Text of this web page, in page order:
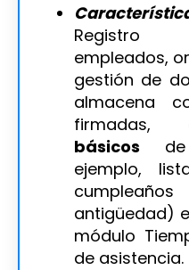
Registro
empleados,
gestión de
almacena
básicos de
ejemplo,
antigüedad)
módulo
de asistencia.